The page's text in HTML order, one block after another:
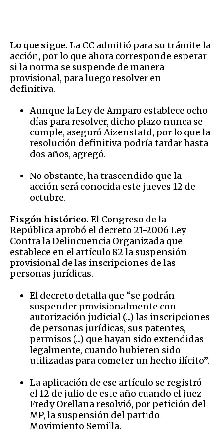
Lo que sigue. La CC admitió para su trámite la
acción, por lo que ahora corresponde esperar
si la norma se suspende de manera
provisional, para luego resolver en
definitiva.
Aunque la Ley de Amparo establece ocho
días para resolver, dicho plazo nunca se
cumple, aseguró Aizenstatd, por lo que la
resolución definitiva podría tardar hasta
dos años, agregó.
No obstante, ha trascendido que la
acción será conocida este jueves 12 de
octubre.
Fisgón histórico. El Congreso de la
República aprobó el decreto 21-2006 Ley
Contra la Delincuencia Organizada que
establece en el artículo 82 la suspensión
provisional de las inscripciones de las
personas jurídicas.
El decreto detalla que “se podrán
suspender provisionalmente con
autorización judicial (...) las inscripciones
de personas jurídicas, sus patentes,
permisos (...) que hayan sido extendidas
legalmente, cuando hubieren sido
utilizadas para cometer un hecho ilícito”.
La aplicación de ese artículo se registró
el 12 de julio de este año cuando el juez
Fredy Orellana resolvió, por petición del
MP, la suspensión del partido
Movimiento Semilla.